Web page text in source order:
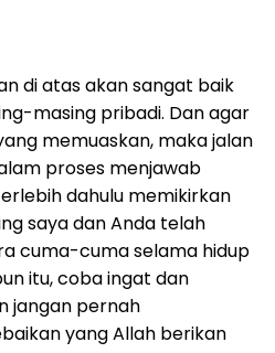
di atas akan sangat baik
masing pribadi. Dan agar
memuaskan, maka jalan
proses menjawab
dahulu memikirkan
saya dan Anda telah
cuma-cuma selama hidup
itu, coba ingat dan
jangan pernah
yang Allah berikan